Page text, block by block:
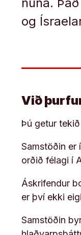
og
Við
Þú getur
Samstöðin er
orðið félagi í
Áskrifendur
er því ekki
Samstöðin